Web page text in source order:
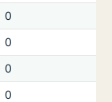
0
0
0
0